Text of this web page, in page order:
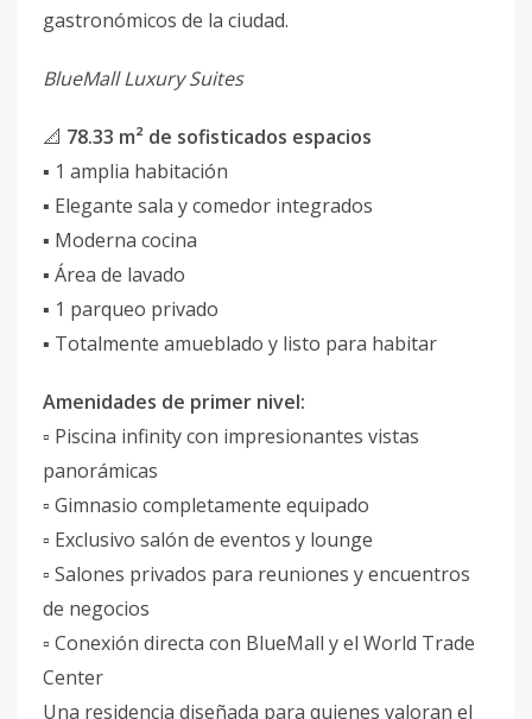
gastronómicos de la ciudad.
BlueMall Luxury Suites
📐 78.33 m² de sofisticados espacios
▪️ 1 amplia habitación
▪️ Elegante sala y comedor integrados
▪️ Moderna cocina
▪️ Área de lavado
▪️ 1 parqueo privado
▪️ Totalmente amueblado y listo para habitar
Amenidades de primer nivel:
▫️ Piscina infinity con impresionantes vistas
panorámicas
▫️ Gimnasio completamente equipado
▫️ Exclusivo salón de eventos y lounge
▫️ Salones privados para reuniones y encuentros
de negocios
▫️ Conexión directa con BlueMall y el World Trade
Center
Una residencia diseñada para quienes valoran el